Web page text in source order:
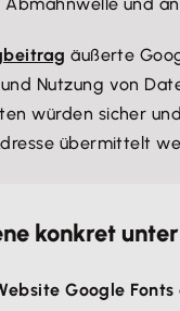
äußerte
Nutzung von
würden sicher
übermittelt
konkret
Google